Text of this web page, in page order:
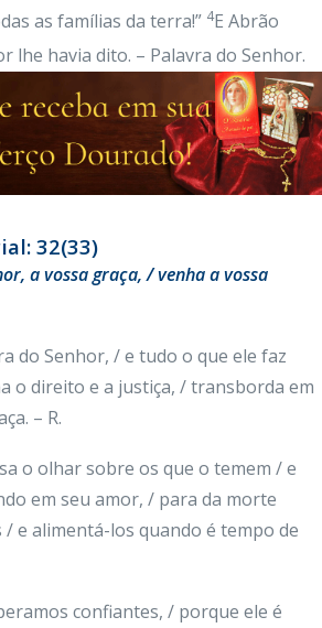
as famílias da terra!” 4E Abrão
lhe havia dito. – Palavra do Senhor.
32(33)
a vossa graça, / venha a vossa
do Senhor, / e tudo o que ele faz
o direito e a justiça, / transborda em
– R.
o olhar sobre os que o temem / e
em seu amor, / para da morte
e alimentá-los quando é tempo de
confiantes, / porque ele é